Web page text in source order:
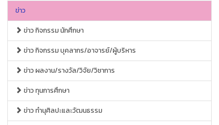
ข่าว
ข่าว กิจกรรม นักศึกษา
ข่าว กิจกรรม บุคลากร/อาจารย์/ผู้บริหาร
ข่าว ผลงาน/รางวัล/วิจัย/วิชาการ
ข่าว ทุนการศึกษา
ข่าว ทำนุศิลปะและวัฒนธรรม